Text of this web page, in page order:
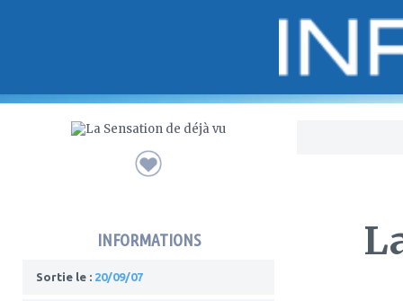
INFORMATIONS
Sortie le : 20/09/07